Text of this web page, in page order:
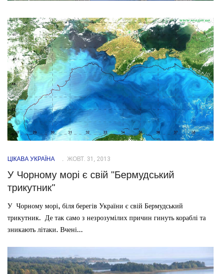
ЦІКАВА УКРАЇНА ЖОВТ. 31, 2013
У Чорному морі є свій "Бермудський
трикутник"
У Чорному морі, біля берегів України є свій Бермудський
трикутник. Де так само з незрозумілих причин гинуть кораблі та
зникають літаки. Вчені...